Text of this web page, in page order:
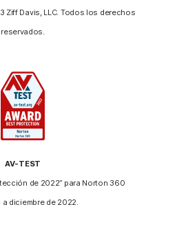
Davis, LLC. Todos los derechos
reservados.
AV-TEST
de 2022” para Norton 360
a diciembre de 2022.